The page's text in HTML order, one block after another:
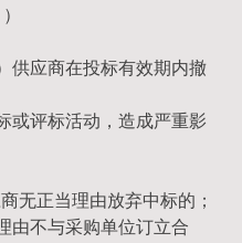
供应商在投标有效期内撤
或评标活动，造成严重影
无正当理由放弃中标的；
由不与采购单位订立合